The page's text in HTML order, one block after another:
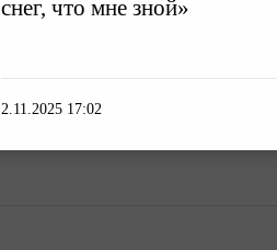
снег, что мне зной»
2.11.2025 17:02